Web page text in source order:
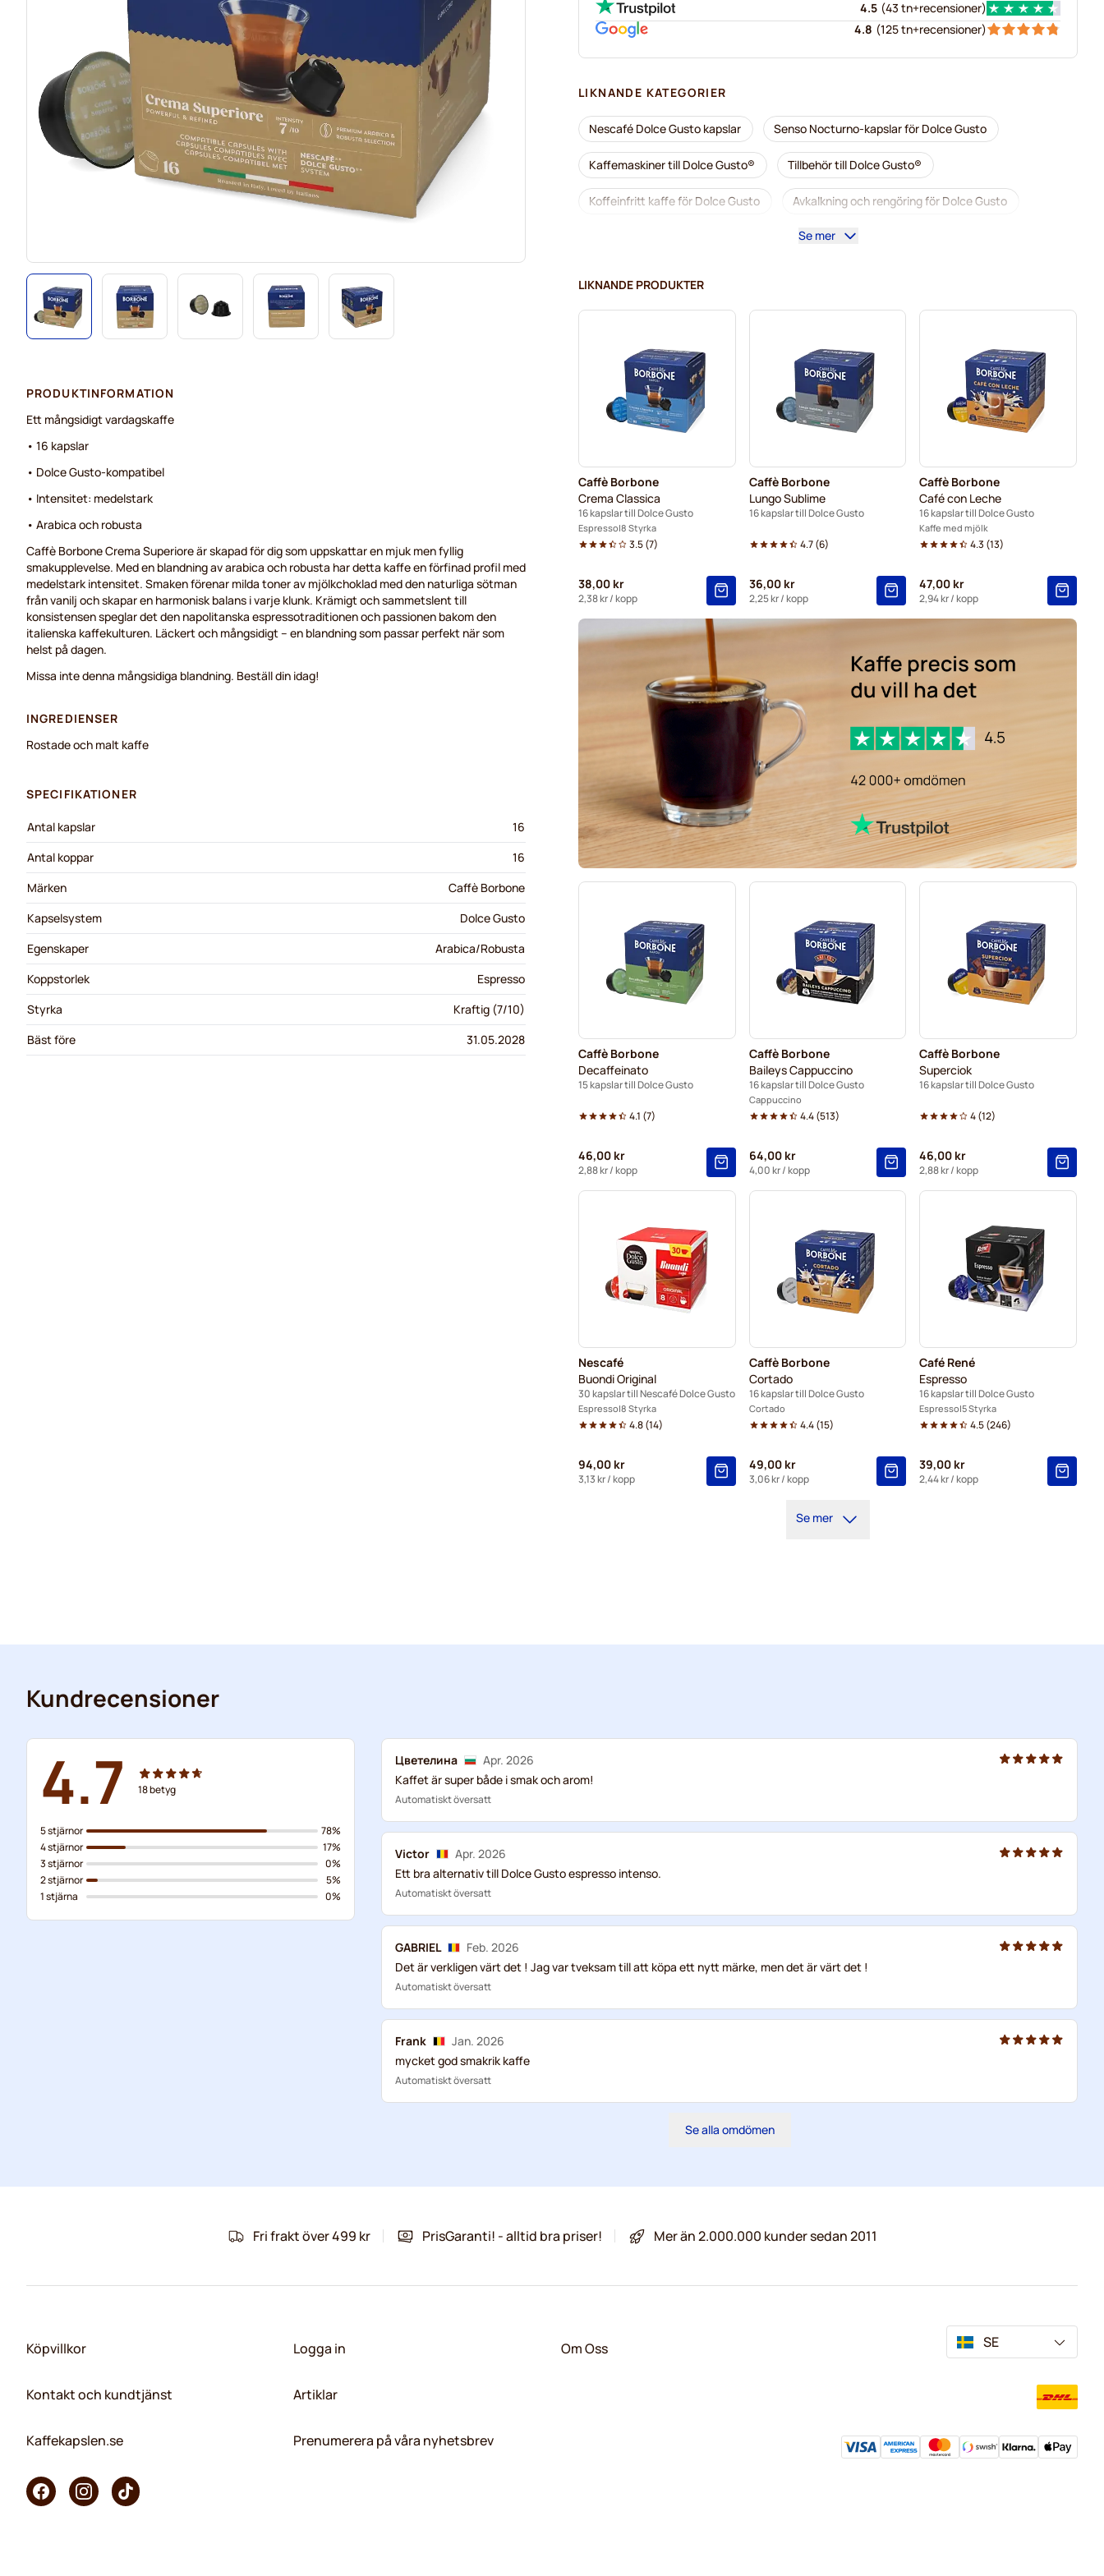
4.5 (43 tn+recensioner)
4.8 (125 tn+recensioner)
LIKNANDE KATEGORIER
Nescafé Dolce Gusto kapslar Senso Nocturno-kapslar för Dolce Gusto
Kaffemaskiner till Dolce Gusto® Tillbehör till Dolce Gusto®
Koffeinfritt kaffe för Dolce Gusto Avkalkning och rengöring för Dolce Gusto
Café René-kaffekapslar för Dolce Gusto
Kapslar till Dolce Gusto® Gimoka-kapslar för Dolce Gusto Till Dolce Gusto®
Starbucks® -kapslar för Dolce Gusto Kaffekapslen-kaffekapslar för Dolce Gusto
Starbucks® grande-kaffekapslar för Dolce Gusto
Se mer
LIKNANDE PRODUKTER
Caffè Borbone
Crema Classica
16 kapslar till Dolce Gusto
Espresso 8 Styrka
3.5(7)
38,00 kr
2,38 kr/ kopp
Caffè Borbone
Lungo Sublime
16 kapslar till Dolce Gusto
4.7(6)
36,00 kr
2,25 kr/ kopp
Caffè Borbone
Café con Leche
16 kapslar till Dolce Gusto
Kaffe med mjölk
4.3 (13)
47,00 kr
2,94 kr/ kopp
Caffè Borbone
Decaffeinato
15 kapslar till Dolce Gusto
4.1 (7)
46,00 kr
2,88 kr/ kopp
Caffè Borbone
Baileys Cappuccino
16 kapslar till Dolce Gusto
Cappuccino
4.4(513)
64,00 kr
4,00 kr/ kopp
Caffè Borbone
Superciok
16 kapslar till Dolce Gusto
4(12)
46,00 kr
2,88 kr/ kopp
Nescafé
Buondi Original
30 kapslar till Nescafé Dolce Gusto
Espresso 8 Styrka
4.8(14)
94,00 kr
3,13 kr/ kopp
Caffè Borbone
Cortado
16 kapslar till Dolce Gusto
Cortado
4.4(15)
49,00 kr
3,06 kr/ kopp
Café René
Espresso
16 kapslar till Dolce Gusto
Espresso 5 Styrka
4.5(246)
39,00 kr
2,44 kr/ kopp
Se mer
PRODUKTINFORMATION
Ett mångsidigt vardagskaffe
• 16 kapslar
• Dolce Gusto-kompatibel
• Intensitet: medelstark
• Arabica och robusta
Caffè Borbone Crema Superiore är skapad för dig som uppskattar en mjuk men fyllig
smakupplevelse. Med en blandning av arabica och robusta har detta kaffe en förfinad profil med
medelstark intensitet. Smaken förenar milda toner av mjölkchoklad med den naturliga sötman
från vanilj och skapar en harmonisk balans i varje klunk. Krämigt och sammetslent till
konsistensen speglar det den napolitanska espressotraditionen och passionen bakom den
italienska kaffekulturen. Läckert och mångsidigt – en blandning som passar perfekt när som
helst på dagen.
Missa inte denna mångsidiga blandning. Beställ din idag!
INGREDIENSER
Rostade och malt kaffe
SPECIFIKATIONER
Antal kapslar
16
Antal koppar
16
Märken
Caffè Borbone
Kapselsystem
Dolce Gusto
Egenskaper
Arabica/Robusta
Koppstorlek
Espresso
Styrka
Kraftig (7/10)
Bäst före
31.05.2028
Kundrecensioner
4.7 18betyg
5 stjärnor
4 stjärnor
3 stjärnor
2 stjärnor
1 stjärna
78%
17%
0%
5%
0%
Цветелина
Apr. 2026
Kaffet är super både i smak och arom!
Automatiskt översatt
Victor
Apr. 2026
Ett bra alternativ till Dolce Gusto espresso intenso.
Automatiskt översatt
GABRIEL
Feb. 2026
Det är verkligen värt det ! Jag var tveksam till att köpa ett nytt märke, men det är värt det !
Automatiskt översatt
Frank
Jan. 2026
mycket god smakrik kaffe
Automatiskt översatt
Se alla omdömen
Fri frakt över 499 kr PrisGaranti! - alltid bra priser! Mer än 2.000.000 kunder sedan 2011
Köpvillkor
Kontakt och kundtjänst
Kaffekapslen.se
Logga in
Artiklar
Prenumerera på våra nyhetsbrev
Om Oss SE